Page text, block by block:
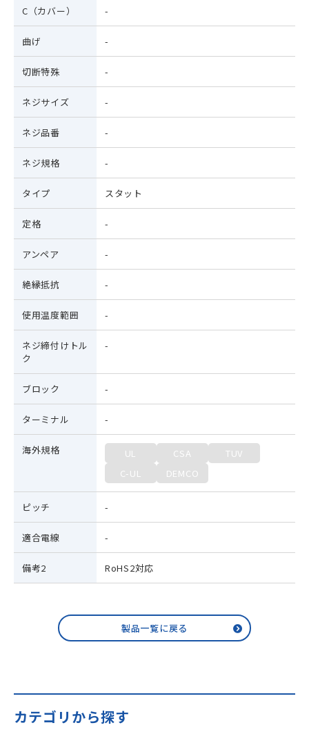
C（カバー） -
曲げ -
切断特殊 -
ネジサイズ -
ネジ品番 -
ネジ規格 -
タイプ スタット
定格 -
アンペア -
絶縁抵抗 -
使用温度範囲 -
ネジ締付けトル
ク
-
ブロック -
ターミナル -
海外規格 UL CSA
TUV
C-UL
DEMCO
ピッチ -
適合電線 -
備考2 RoHS2対応
製品一覧に戻る
カテゴリから探す